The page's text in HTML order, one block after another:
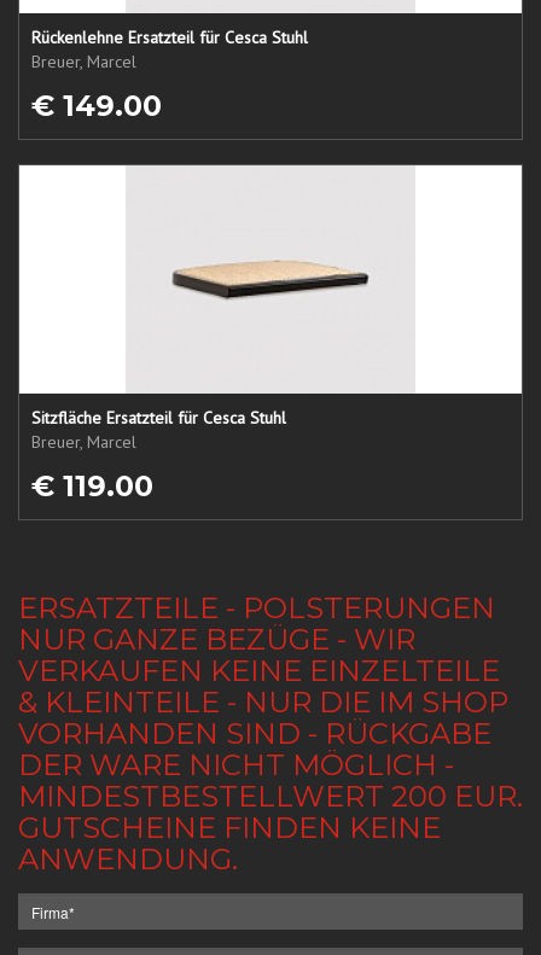
Rückenlehne Ersatzteil für Cesca Stuhl
Breuer, Marcel
€ 149.00
Sitzfläche Ersatzteil für Cesca Stuhl
Breuer, Marcel
€ 119.00
ERSATZTEILE - POLSTERUNGEN
NUR GANZE BEZÜGE - WIR
VERKAUFEN KEINE EINZELTEILE
& KLEINTEILE - NUR DIE IM SHOP
VORHANDEN SIND - RÜCKGABE
DER WARE NICHT MÖGLICH -
MINDESTBESTELLWERT 200 EUR.
GUTSCHEINE FINDEN KEINE
ANWENDUNG.